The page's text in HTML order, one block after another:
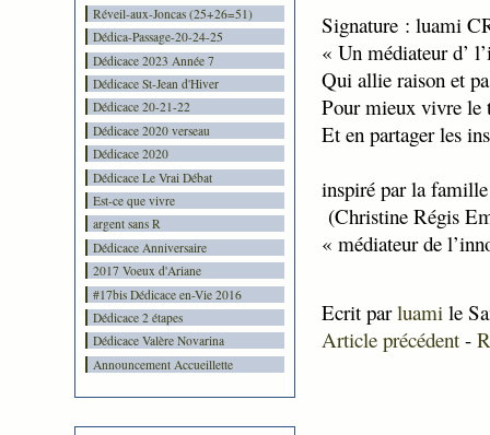
Réveil-aux-Joncas (25+26=51)
Dédica-Passage-20-24-25
Dédicace 2023 Année 7
Dédicace St-Jean d'Hiver
Dédicace 20-21-22
Dédicace 2020 verseau
Dédicace 2020
Dédicace Le Vrai Débat
Est-ce que vivre
argent sans R
Dédicace Anniversaire
2017 Voeux d'Ariane
#17bis Dédicace en-Vie 2016
Dédicace 2 étapes
Dédicace Valère Novarina
Announcement Accueillette
Signature : luami
« Un médiateur d’
Qui allie raison et
Pour mieux vivre le
Et en partager les
inspiré par la
(Christine Régis
« médiateur de
Ecrit parluami le
Article précédent-